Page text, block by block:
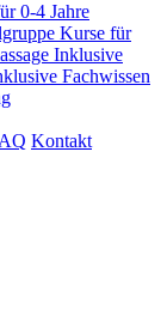
0-4 Jahre
Kurse für
Inklusive
Fachwissen
Kontakt